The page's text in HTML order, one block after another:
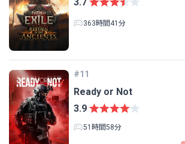
363時間41分
#11
Ready or Not
3.9
51時間58分